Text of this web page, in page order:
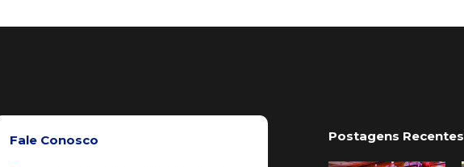
Fale Conosco Postagens Recentes